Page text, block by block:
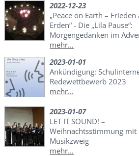
2022-12-23
„Peace on Earth – Frieden
Erden“ - Die „Lila Pause“:
Morgengedanken im
mehr...
2023-01-01
Ankündigung:
Redewettbewerb 2023
mehr...
2023-01-07
LET IT SOUND! –
Weihnachtsstimmung mit
Musikzweig
mehr...